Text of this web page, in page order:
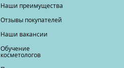
Наши преимущества
Отзывы покупателей
Наши вакансии
Обучение
косметологов